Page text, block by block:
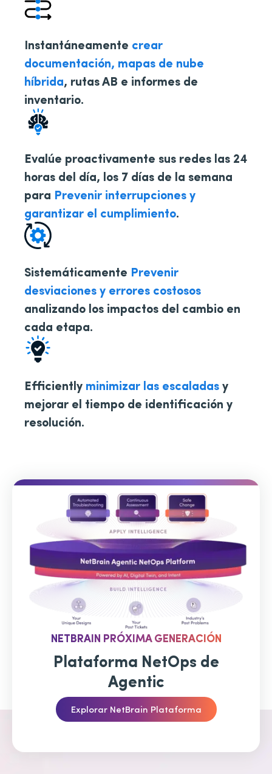
Instantáneamente crear
documentación, mapas de nube
híbrida, rutas AB e informes de
inventario.
Evalúe proactivamente sus redes las 24
horas del día, los 7 días de la semana
para Prevenir interrupciones y
garantizar el cumplimiento.
Sistemáticamente Prevenir
desviaciones y errores costosos
analizando los impactos del cambio en
cada etapa.
Efficiently minimizar las escaladasy
mejorar el tiempo de identificación y
resolución.
NETBRAIN PRÓXIMA GENERACIÓN
Plataforma NetOps de
Agentic
Explorar NetBrain Plataforma